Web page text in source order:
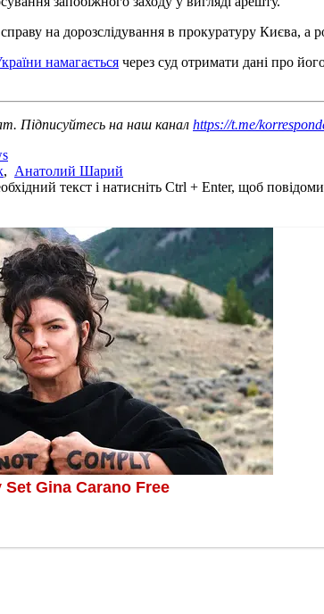
на дорозслідування в прокуратуру Києва, а
намагається через суд отримати дані про
Підписуйтесь на наш канал https://t.me/
, Анатолий Шарий
текст і натисніть Ctrl + Enter, щоб